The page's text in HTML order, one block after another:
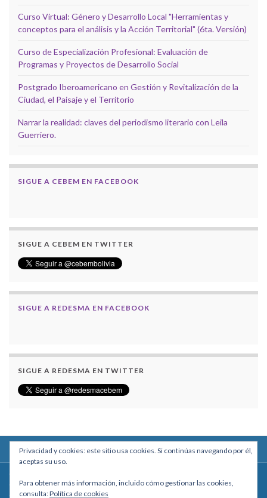
Curso Virtual: Género y Desarrollo Local "Herramientas y
conceptos para el análisis y la Acción Territorial" (6ta. Versión)
Curso de Especialización Profesional: Evaluación de
Programas y Proyectos de Desarrollo Social
Postgrado Iberoamericano en Gestión y Revitalización de la
Ciudad, el Paisaje y el Territorio
Narrar la realidad: claves del periodismo literario con Leila
Guerriero.
SIGUE A CEBEM EN FACEBOOK
SIGUE A CEBEM EN TWITTER
SIGUE A REDESMA EN FACEBOOK
SIGUE A REDESMA EN TWITTER
Calle Macario Pinilla # 2588 esq. Av. Arce, Edificio Arcadia, Mezzanine, Of. 101
- La Paz, Bolivia
Privacidad y cookies: este sitio usa cookies. Si continúas navegando por él,
aceptas su uso.
Para obtener más información, incluido cómo gestionar las cookies,
consulta:Política de cookies